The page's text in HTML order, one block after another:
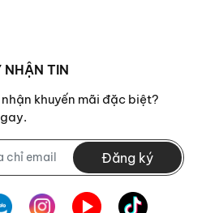
TIN
nhận khuyến mãi đặc biệt?
Đăng ký